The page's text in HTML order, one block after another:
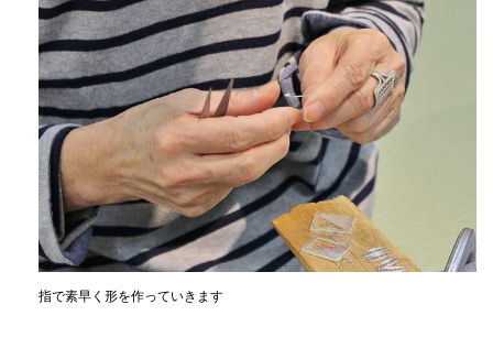
指で素早く形を作っていきます